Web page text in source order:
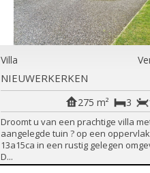
Villa
NIEUWERKERKEN
3
275 m²
Droomt u van een prachtige villa
aangelegde tuin ? op een
13a15ca in een rustig gelegen
D...